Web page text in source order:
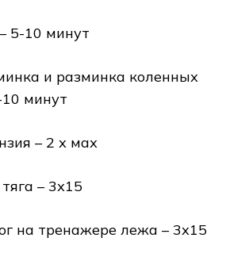
5-10 минут
и разминка коленных
10 минут
– 2 х мах
– 3х15
на тренажере лежа – 3х15